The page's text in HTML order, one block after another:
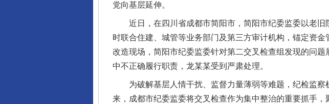
党向基层延伸。
近日，在四川省成都市简阳市，简阳市纪委监委以老旧
时联合住建、城管等业务部门及第三方审计机构，锚定资
改造现场，简阳市纪委监委针对第二交叉检查组发现的问
中不正确履行职责，龙某某受到严肃处理。
为破解基层人情干扰、监督力量薄弱等难题，纪检监察
来，成都市纪委监委将交叉检查作为集中整治的重要抓手